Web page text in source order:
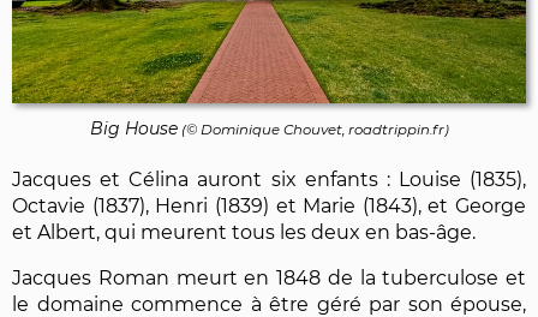
Big House(© Dominique Chouvet, roadtrippin.fr)
Jacques et Célina auront six enfants : Louise (1835),
Octavie (1837), Henri (1839) et Marie (1843), et George
et Albert, qui meurent tous les deux en bas-âge.
Jacques Roman meurt en 1848 de la tuberculose et
le domaine commence à être géré par son épouse,